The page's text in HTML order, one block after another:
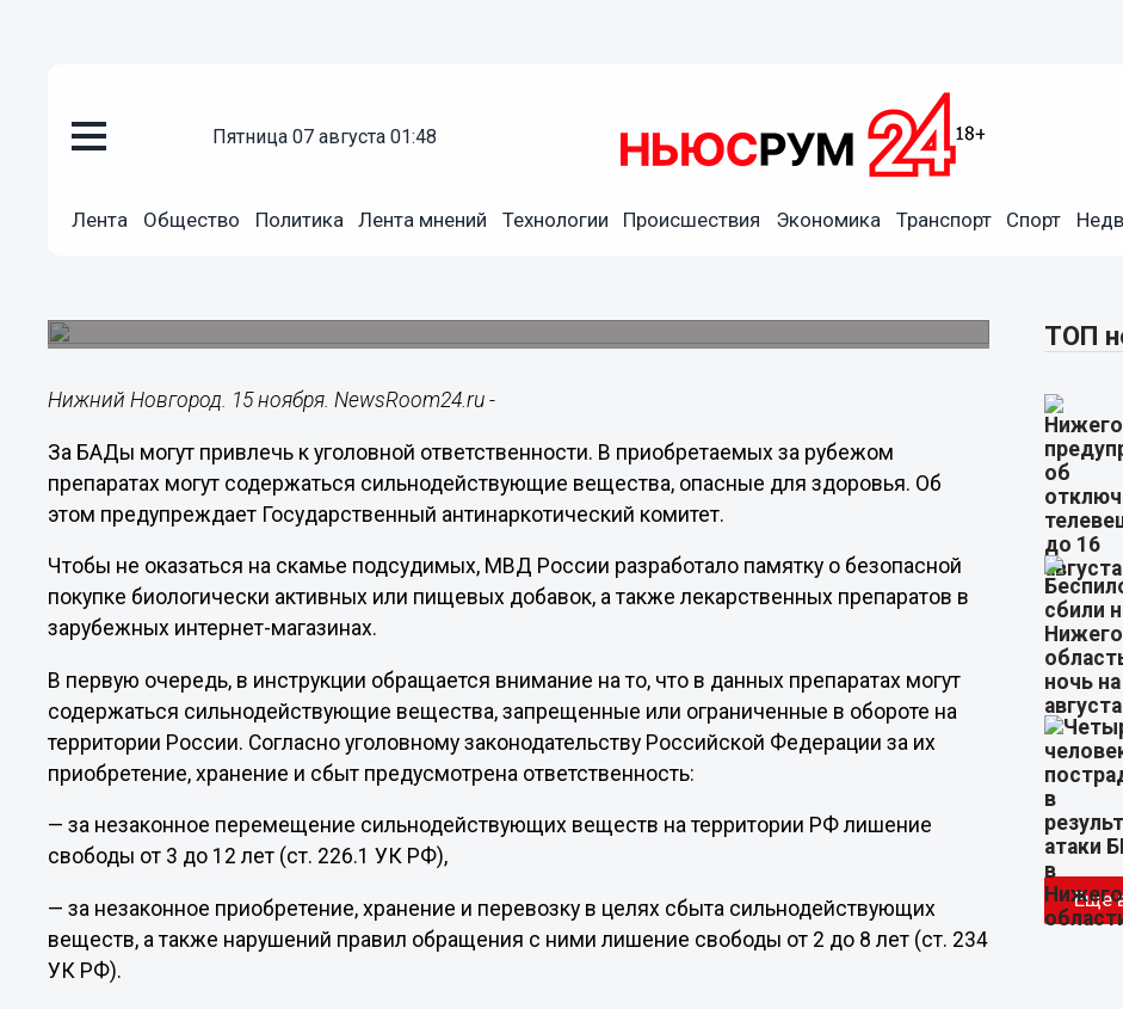
пятница 07 августа 01:48
Лента Общество Политика Лента мнений Технологии Происшествия Экономика Транспорт Спорт
Нижегородцев предупредили об уголовной ответственности
Нижний Новгород. 15 ноября. NewsRoom24.ru -
За БАДы могут привлечь к уголовной ответственности. В приобретаемых за рубежом
препаратах могут содержаться сильнодействующие вещества, опасные для здоровья. Об
этом предупреждает Государственный антинаркотический комитет.
Чтобы не оказаться на скамье подсудимых, МВД России разработало памятку о безопасной
покупке биологически активных или пищевых добавок, а также лекарственных препаратов в
зарубежных интернет-магазинах.
В первую очередь, в инструкции обращается внимание на то, что в данных препаратах могут
содержаться сильнодействующие вещества, запрещенные или ограниченные в обороте на
территории России. Согласно уголовному законодательству Российской Федерации за их
приобретение, хранение и сбыт предусмотрена ответственность:
— за незаконное перемещение сильнодействующих веществ на территории РФ лишение
свободы от 3 до 12 лет (ст. 226.1 УК РФ),
— за незаконное приобретение, хранение и перевозку в целях сбыта сильнодействующих
веществ, а также нарушений правил обращения с ними лишение свободы от 2 до 8 лет (ст. 234
УК РФ).
ТОП
Еще